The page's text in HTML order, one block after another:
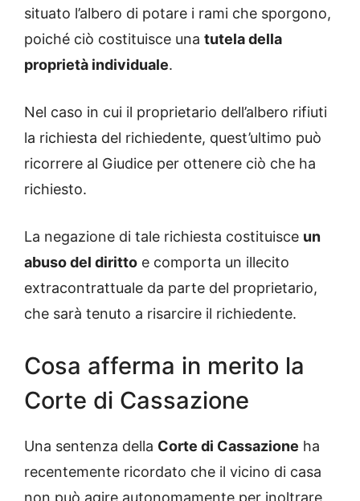
situato l’albero di potare i rami che sporgono,
poiché ciò costituisce una tutela della
proprietà individuale.
Nel caso in cui il proprietario dell’albero rifiuti
la richiesta del richiedente, quest’ultimo può
ricorrere al Giudice per ottenere ciò che ha
richiesto.
La negazione di tale richiesta costituisce un
abuso del diritto e comporta un illecito
extracontrattuale da parte del proprietario,
che sarà tenuto a risarcire il richiedente.
Cosa afferma in merito la
Corte di Cassazione
Una sentenza della Corte di Cassazione ha
recentemente ricordato che il vicino di casa
non può agire autonomamente per inoltrare